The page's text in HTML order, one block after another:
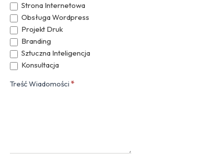
Strona Internetowa
Obsługa Wordpress
Projekt Druk
Branding
Sztuczna Inteligencja
Konsultacja
Treść Wiadomości *